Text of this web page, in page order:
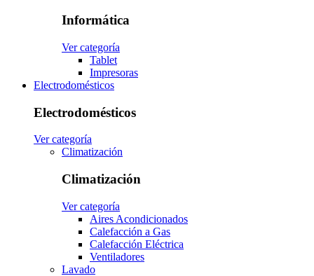
Informática
Ver categoría
Tablet
Impresoras
Electrodomésticos
Electrodomésticos
Ver categoría
Climatización
Climatización
Ver categoría
Aires Acondicionados
Calefacción a Gas
Calefacción Eléctrica
Ventiladores
Lavado